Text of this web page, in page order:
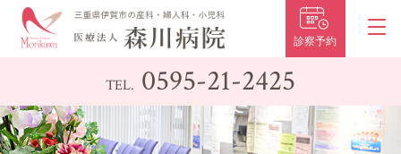
診察予約
TEL. 0595-21-2425